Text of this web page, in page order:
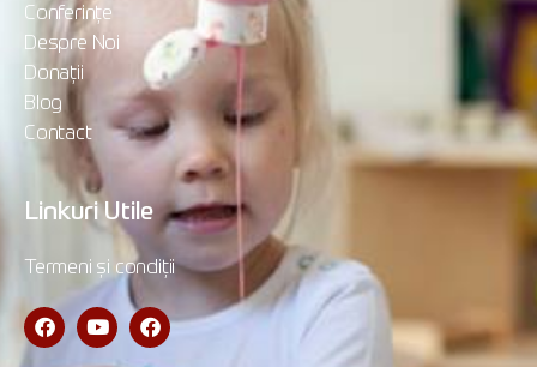
Conferințe
Despre Noi
Donații
Blog
Contact
Linkuri Utile
Termeni și condiții